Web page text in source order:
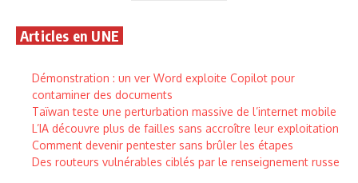
Articles en UNE
Démonstration : un ver Word exploite Copilot pour
contaminer des documents
Taïwan teste une perturbation massive de l’internet mobile
L’IA découvre plus de failles sans accroître leur exploitation
Comment devenir pentester sans brûler les étapes
Des routeurs vulnérables ciblés par le renseignement russe